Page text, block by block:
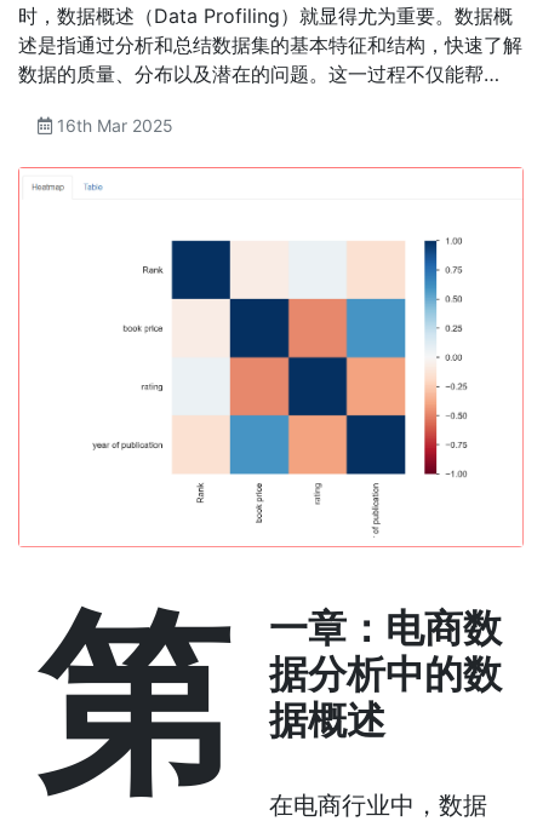
时，数据概述（Data Profiling）就显得尤为重要。数据概
述是指通过分析和总结数据集的基本特征和结构，快速了解
数据的质量、分布以及潜在的问题。这一过程不仅能帮…
16th Mar 2025
第
一章：电商数
据分析中的数
据概述
在电商行业中，数据